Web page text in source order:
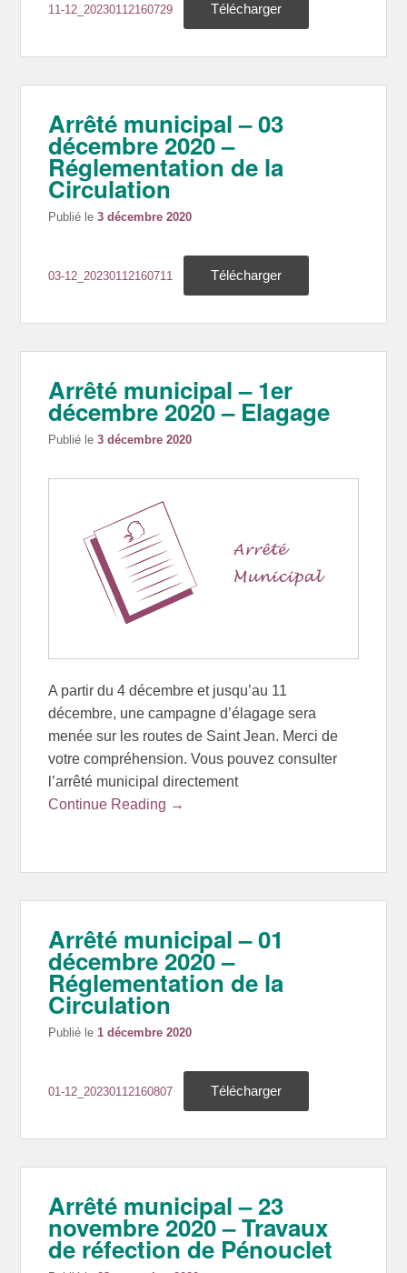
11-12_20230112160729 Télécharger
Arrêté municipal – 03
décembre 2020 –
Réglementation de la
Circulation
Publié le3 décembre 2020
03-12_20230112160711 Télécharger
Arrêté municipal – 1er
décembre 2020 – Elagage
Publié le3 décembre 2020
A partir du 4 décembre et jusqu’au 11
décembre, une campagne d’élagage sera
menée sur les routes de Saint Jean. Merci de
votre compréhension. Vous pouvez consulter
l’arrêté municipal directement
Continue Reading →
Arrêté municipal – 01
décembre 2020 –
Réglementation de la
Circulation
Publié le 1 décembre 2020
01-12_20230112160807 Télécharger
Arrêté municipal – 23
novembre 2020 – Travaux
de réfection de Pénouclet